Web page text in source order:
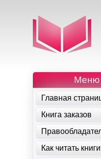
Меню
Главная
Книга заказов
Как читать